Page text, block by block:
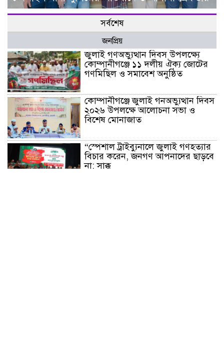
সর্বশেষ
জনপ্রিয়
জুলাই গণঅভ্যুত্থান দিবস উপলক্ষ্যে
কোম্পানীগঞ্জে ১১ দলীয় ঐক্য জোটের
গণমিছিল ও সমাবেশ অনুষ্ঠিত
কোম্পানীগঞ্জে জুলাই গনঅভ্যুত্থান দিবস
২০২৬ উপলক্ষে আলোচনা সভা ও
বিশেষ মোনাজাত
“স্পেশাল ট্রাইব্যুনালে জুলাই গণহত্যার
বিচার করেন, জনগণ আপনাদের ছাড়বে
না: সাক্কু